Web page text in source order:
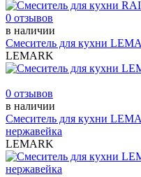
0 отзывов
в наличии
Смеситель для кухни
LEMARK
0 отзывов
в наличии
Смеситель для кухни
нержавейка
LEMARK